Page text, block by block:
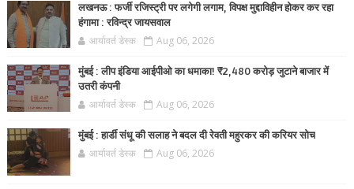
लखनऊ : फर्जी रजिस्ट्री पर लगेगी लगाम, विपक्ष मुद्दाविहीन होकर कर रहा
हंगामा : रविन्द्र जायसवाल
आर्यावर्त डेस्क Aug 06, 2026
मुंबई : लीप इंडिया आईपीओ का धमाका! ₹2,480 करोड़ जुटाने बाजार में
उतरी कंपनी
आर्यावर्त डेस्क Aug 06, 2026
मुंबई : हार्डी संधू की सलाह ने बदल दी रेवती महुरकर की करियर सोच
आर्यावर्त डेस्क Aug 06, 2026